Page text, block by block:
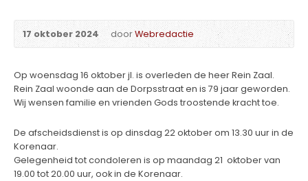
17 oktober 2024 doorWebredactie
Op woensdag 16 oktober jl. is overleden de heer Rein Zaal.
Rein Zaal woonde aan de Dorpsstraat en is 79 jaar geworden.
Wij wensen familie en vrienden Gods troostende kracht toe.
De afscheidsdienst is op dinsdag 22 oktober om 13.30 uur in de
Korenaar.
Gelegenheid tot condoleren is op maandag 21 oktober van
19.00 tot 20.00 uur, ook in de Korenaar.